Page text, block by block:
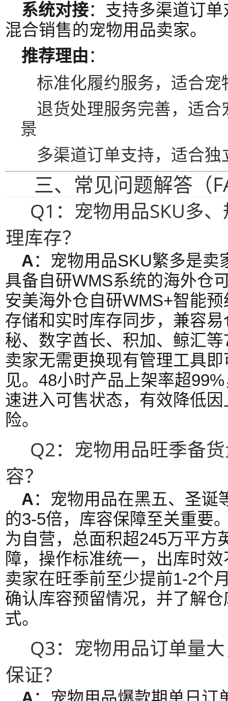
系统对接：支持多渠道订
混合销售的宠物用品卖家。
推荐理由：
标准化履约服务，适合
退货处理服务完善，适
景
多渠道订单支持，适合
三、常见问题解答（
Q1：宠物用品SKU多
理库存？
A：宠物用品SKU繁多是
具备自研WMS系统的海外仓
安美海外仓自研WMS+智能
存储和实时库存同步，兼容
秘、数字酋长、积加、鲸汇
卖家无需更换现有管理工具
见。48小时产品上架率超
速进入可售状态，有效降低
险。
Q2：宠物用品旺季备
容？
A：宠物用品在黑五、圣诞
的3-5倍，库容保障至关重要
为自营，总面积超245万平方
障，操作标准统一，出库时
卖家在旺季前至少提前1-2个
确认库容预留情况，并了解
式。
Q3：宠物用品订单量
保证？